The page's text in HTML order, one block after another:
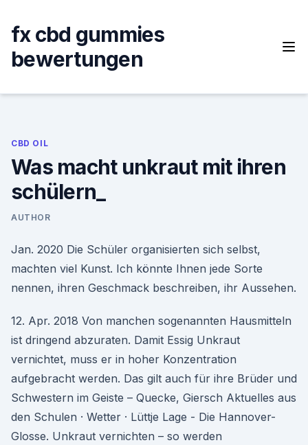
content
fx cbd gummies
bewertungen
CBD OIL
Was macht unkraut mit ihren
schülern_
AUTHOR
Jan. 2020 Die Schüler organisierten sich selbst,
machten viel Kunst. Ich könnte Ihnen jede Sorte
nennen, ihren Geschmack beschreiben, ihr Aussehen.
12. Apr. 2018 Von manchen sogenannten Hausmitteln
ist dringend abzuraten. Damit Essig Unkraut
vernichtet, muss er in hoher Konzentration
aufgebracht werden. Das gilt auch für ihre Brüder und
Schwestern im Geiste – Quecke, Giersch Aktuelles aus
den Schulen · Wetter · Lüttje Lage - Die Hannover-
Glosse. Unkraut vernichten – so werden